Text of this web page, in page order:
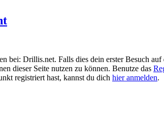
bei: Drillis.net. Falls dies dein erster Besuch auf
dieser Seite nutzen zu können. Benutze das
registriert hast, kannst du dich hier anmelden.